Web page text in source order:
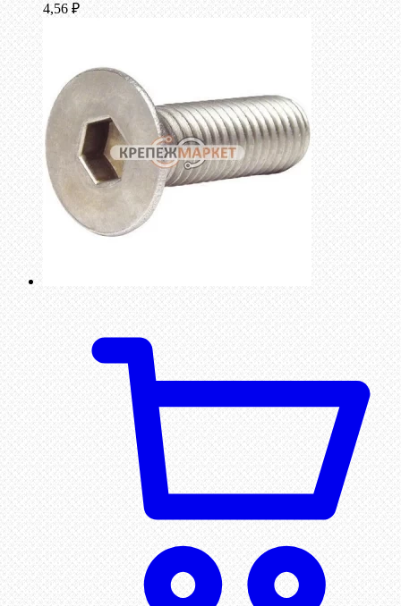
4,56 ₽